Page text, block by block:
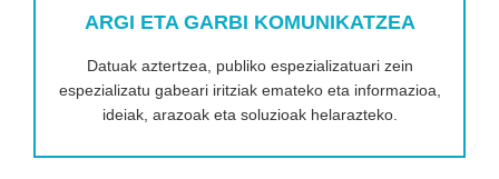
ARGI ETA GARBI KOMUNIKATZEA
Datuak aztertzea, publiko espezializatuari zein
espezializatu gabeari iritziak emateko eta informazioa,
ideiak, arazoak eta soluzioak helarazteko.